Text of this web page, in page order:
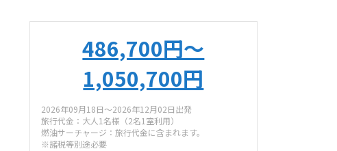
486,700円〜
1,050,700円
2026年09月18日～2026年12月02日出発
旅行代金：大人1名様（2名1室利用）
燃油サーチャージ：旅行代金に含まれます。
※諸税等別途必要